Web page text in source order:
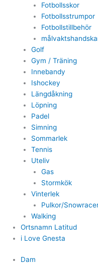
Fotbollsskor
Fotbollsstrumpor
Fotbollstillbehör
Golf
Gym / Träning
Innebandy
Ishockey
Längdåkning
Löpning
Padel
Simning
Sommarlek
Tennis
Uteliv
Gas
Stormkök
Vinterlek
Pulkor/
Walking
Ortsnamn Latitud
i Love Gnesta
Dam